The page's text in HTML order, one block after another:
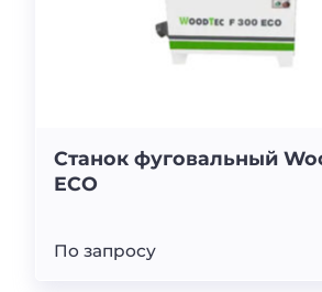
Станок фуговальный
ECO
По запросу